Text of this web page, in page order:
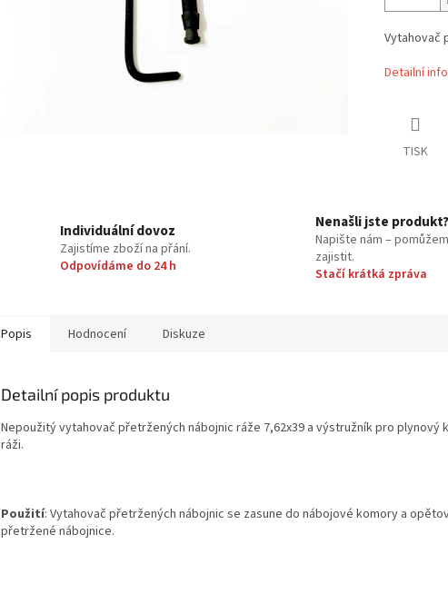
Vytahovač
Detailní
TISK
Individuální dovoz
Zajistíme zboží na přání.
Odpovídáme do 24 h
Nenašli jste produkt?
Napište nám –
zajistit.
Stačí krátká zpráva
Popis Hodnocení Diskuze
Detailní popis produktu
Nepoužitý vytahovač přetržených nábojnic ráže 7,62x39 a výstružník pro
ráži.
Použití: Vytahovač přetržených nábojnic se zasune do nábojové komory a
přetržené nábojnice.